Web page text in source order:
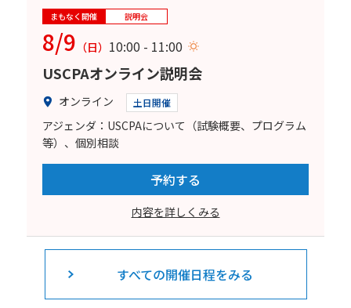
まもなく開催 説明会
8/9 （日） 10:00 - 11:00
USCPAオンライン説明会
オンライン 土日開催
アジェンダ：USCPAについて（試験概要、プログラム
等）、個別相談
予約する
内容を詳しくみる
すべての開催日程をみる